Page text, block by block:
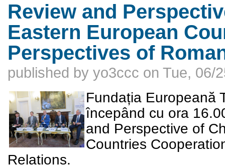
Review and
Eastern European
Perspectives of
published by yo3ccc on Tue, 06/
Fundația Europeană
începând cu ora
and Perspective of
Countries
Relations.